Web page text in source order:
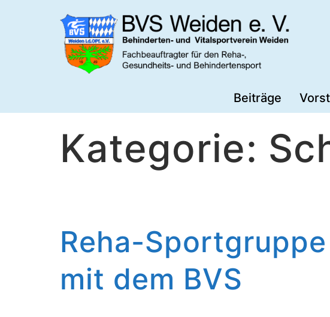
Beiträge
Kategorie:
Reha-
mit dem BVS